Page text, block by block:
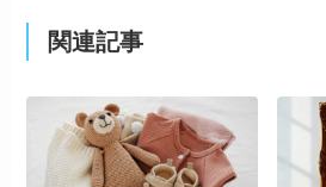
関連記事